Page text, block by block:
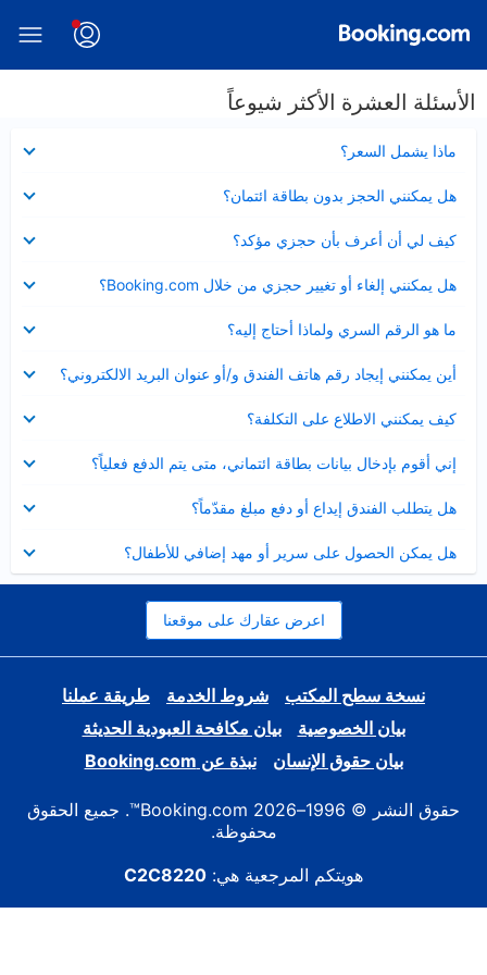
الأسئلة العشرة الأكثر شيوعاً
ماذا يشمل السعر؟
مصغر
هل يمكنني الحجز بدون بطاقة ائتمان؟
مصغر
كيف لي أن أعرف بأن حجزي مؤكد؟
مصغر
هل يمكنني إلغاء أو تغيير حجزي من خلال Booking.com؟
مصغر
ما هو الرقم السري ولماذا أحتاج إليه؟
مصغر
أين يمكنني إيجاد رقم هاتف الفندق و/أو عنوان البريد الالكتروني؟
عرض
مصغر
كيف يمكنني الاطلاع على التكلفة؟
مصغر
إني أقوم بإدخال بيانات بطاقة ائتماني، متى يتم الدفع فعلياً؟
مصغر
هل يتطلب الفندق إيداع أو دفع مبلغ مقدّماً؟
مصغر
هل يمكن الحصول على سرير أو مهد إضافي للأطفال؟
مصغر
اعرض عقارك على موقعنا
نسخة سطح المكتب شروط الخدمة
طريقة عملنا
بيان الخصوصية
بيان مكافحة العبودية الحديثة
بيان حقوق الإنسان
نبذة عن Booking.com
حقوق النشر © 1996–2026 Booking.com™. جميع الحقوق
محفوظة.
هويتكم المرجعية هي: C2C8220